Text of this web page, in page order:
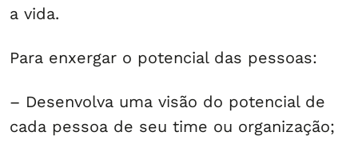
a vida.
Para enxergar o potencial das pessoas:
– Desenvolva uma visão do potencial de
cada pessoa de seu time ou organização;